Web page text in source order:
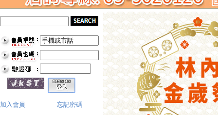
加入會員 忘記密碼